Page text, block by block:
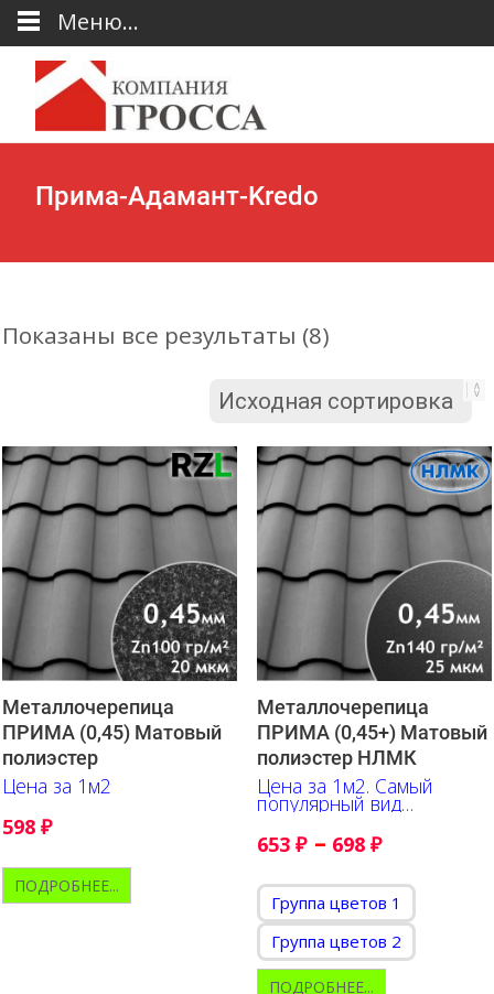
Прима-Адамант-Kredo
Показаны все результаты (8)
Металлочерепица
ПРИМА (0,45) Матовый
полиэстер
Цена за 1м2
598 ₽
ПОДРОБНЕЕ...
Металлочерепица
ПРИМА (0,45+) Матовый
полиэстер НЛМК
Цена за 1м2. Самый
популярный вид
недорогой
металлочерепицы
653 ₽ – 698 ₽
Группа цветов 1
Группа цветов 2
ПОДРОБНЕЕ...
Меню...